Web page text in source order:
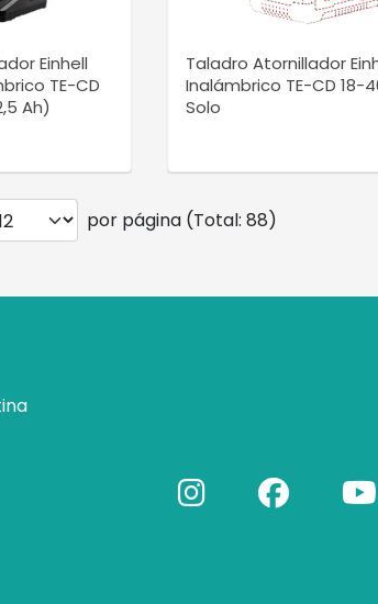
Einhell
TE-CD
Ah)
Taladro Atornillador
Inalámbrico TE-CD 18-
Solo
por página (Total: 88)